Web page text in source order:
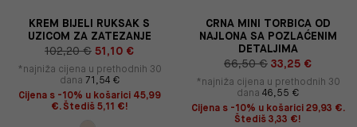
KREM BIJELI RUKSAK S
UZICOM ZA ZATEZANJE
102,20 € 51,10 €
*najniža cijena u prethodnih 30
dana 71,54 €
Cijena s -10% u košarici 45,99
€. Štediš 5,11 €!
CRNA MINI TORBICA OD
NAJLONA SA POZLAĆENIM
DETALJIMA
66,50 € 33,25 €
*najniža cijena u prethodnih 30
dana 46,55 €
Cijena s -10% u košarici 29,93 €.
Štediš 3,33 €!